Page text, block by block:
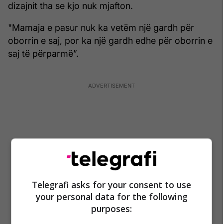
dizajnit tha se kjo nuk mjafton.
"Mamaja e pasur nuk ka vetëm një gardh për
oborrin e saj, por ka një gardh edhe për oborrin e
saj të përparmë”.
Telegrafi asks for your consent to use
your personal data for the following
purposes: